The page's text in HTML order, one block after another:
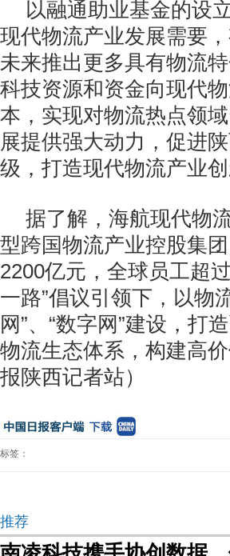
以融通助业基金的设
现代物流产业发展需要
未来推出更多具有物流
科技资源和资金向现代
本，实现对物流热点领
展提供强大动力，促进
级，打造现代物流产业创
据了解，海航现代物
型跨国物流产业控股集
2200亿元，全球员工超
一路”倡议引领下，以物
网”、“数字网”建设，打
物流生态体系，构建高
报陕西记者站）
标签：
推荐